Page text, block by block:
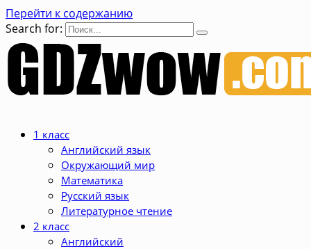
Перейти к содержанию
Search for:
1 класс
Английский язык
Окружающий мир
Математика
Русский язык
Литературное чтение
2 класс
Английский